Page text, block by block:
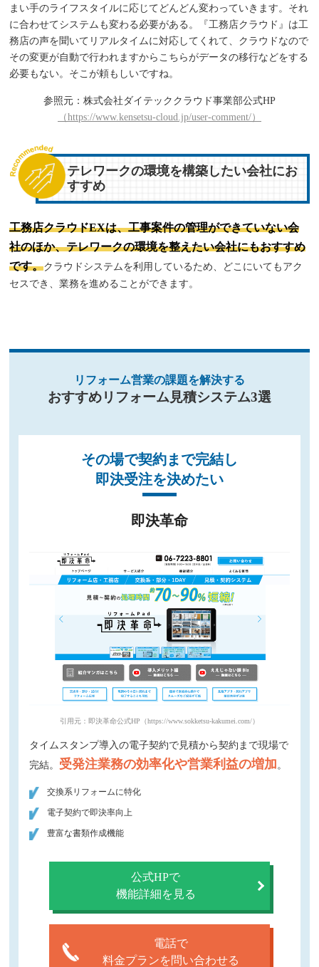
まい手のライフスタイルに応じてどんどん変わっていきます。それ
に合わせてシステムも変わる必要がある。『工務店クラウド』は工
務店の声を聞いてリアルタイムに対応してくれて、クラウドなので
その変更が自動で行われますからこちらがデータの移行などをする
必要もない。そこが頼もしいですね。
参照元：株式会社ダイテッククラウド事業部公式HP
（https://www.kensetsu-cloud.jp/user-comment/）
テレワークの環境を構築したい会社にお
すすめ
工務店クラウドEXは、工事案件の管理ができていない会
社のほか、テレワークの環境を整えたい会社にもおすすめ
です。クラウドシステムを利用しているため、どこにいてもアク
セスでき、業務を進めることができます。
リフォーム営業の課題を解決する
おすすめリフォーム見積システム3選
その場で契約まで完結し
即決受注を決めたい
即決革命
引用元：即決革命公式HP（https://www.sokketsu-kakumei.com/）
タイムスタンプ導入の電子契約で見積から契約まで現場で
完結。 受発注業務の効率化や営業利益の増加 。
交換系リフォームに特化
電子契約で即決率向上
豊富な書類作成機能
公式HPで
機能詳細を見る
電話で
料金プランを問い合わせる